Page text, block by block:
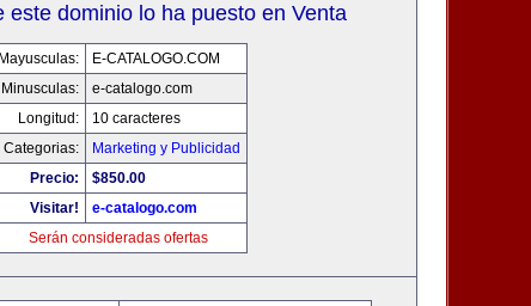
este dominio lo ha puesto en Venta
Mayusculas:
E-CATALOGO.COM
Minusculas:
e-catalogo.com
Longitud:
10 caracteres
Categorias:
Marketing y Publicidad
Precio:
$850.00
Visitar!
e-catalogo.com
Serán consideradas ofertas